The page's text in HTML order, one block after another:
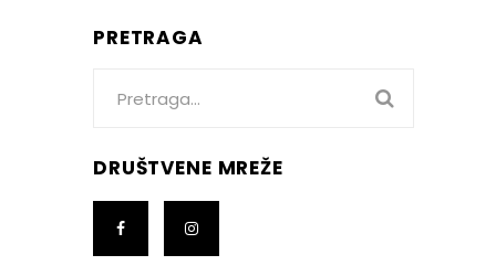
PRETRAGA
DRUŠTVENE MREŽE